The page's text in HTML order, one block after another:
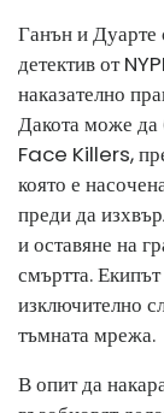
Ганън и Дуарте
детектив от
наказателно
Дакота може
Face Killers,
която е
преди да
и оставяне на
смъртта.
изключително
тъмната мрежа.
В опит да